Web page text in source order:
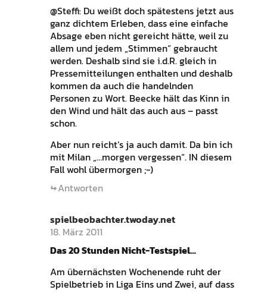
@Steffi: Du weißt doch spätestens jetzt aus
ganz dichtem Erleben, dass eine einfache
Absage eben nicht gereicht hätte, weil zu
allem und jedem „Stimmen“ gebraucht
werden. Deshalb sind sie i.d.R. gleich in
Pressemitteilungen enthalten und deshalb
kommen da auch die handelnden
Personen zu Wort. Beecke hält das Kinn in
den Wind und hält das auch aus – passt
schon.
Aber nun reicht’s ja auch damit. Da bin ich
mit Milan „…morgen vergessen“. IN diesem
Fall wohl übermorgen ;-)
Antworten
spielbeobachter.twoday.net
18. März 2011
Das 20 Stunden Nicht-Testspiel…
Am übernächsten Wochenende ruht der
Spielbetrieb in Liga Eins und Zwei, auf dass